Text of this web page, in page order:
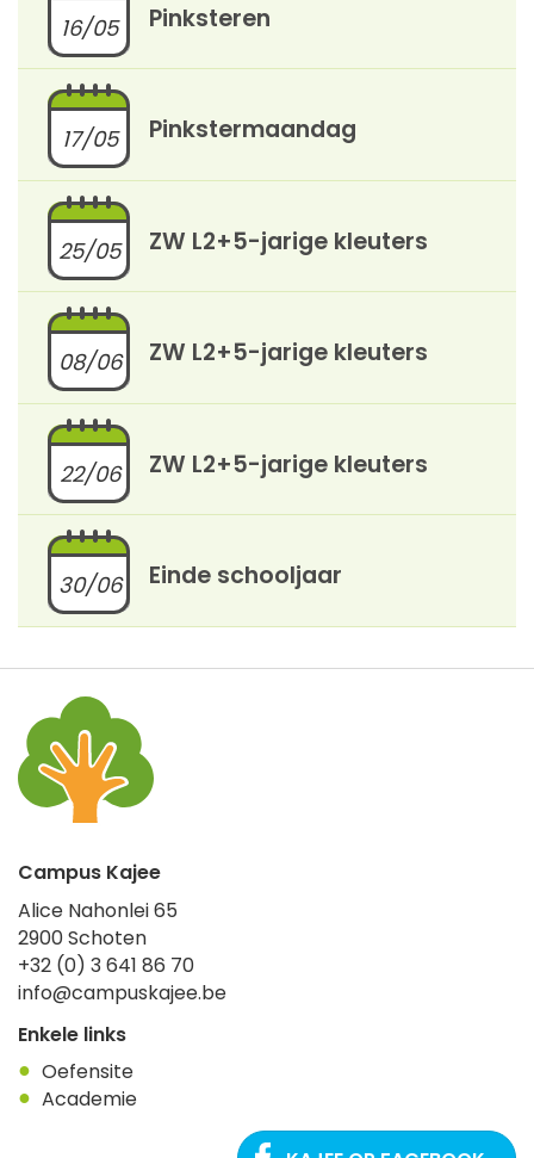
16/05 Pinksteren
17/05 Pinkstermaandag
25/05 ZW L2+5-jarige kleuters
08/06 ZW L2+5-jarige kleuters
22/06 ZW L2+5-jarige kleuters
30/06 Einde schooljaar
Campus Kajee
Alice Nahonlei 65
2900Schoten
+32 (0) 3 641 86 70
info@campuskajee.be
Enkele links
Oefensite
Academie